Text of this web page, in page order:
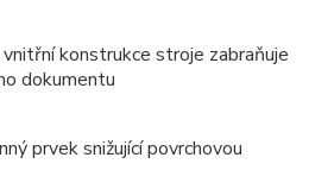
vnitřní konstrukce stroje zabraňuje
dokumentu
prvek snižující povrchovou